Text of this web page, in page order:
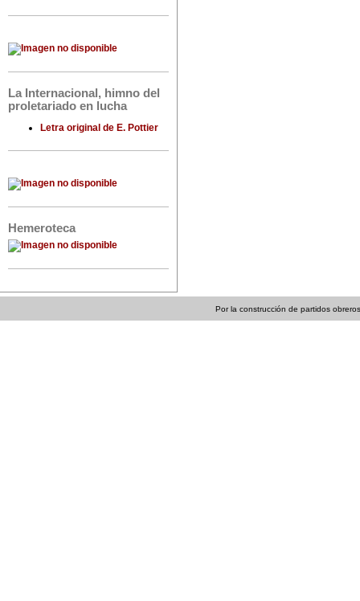
La Internacional, himno del
proletariado en lucha
Letra original de E. Pottier
Hemeroteca
Por la construcción de partidos